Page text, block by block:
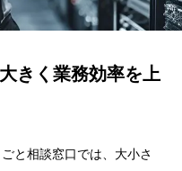
きく業務効率を上
と相談窓口では、大小さ